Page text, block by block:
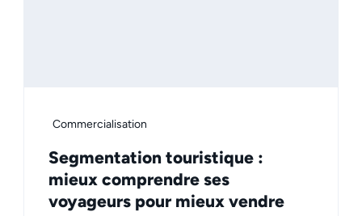
Commercialisation
Segmentation touristique :
mieux comprendre ses
voyageurs pour mieux vendre